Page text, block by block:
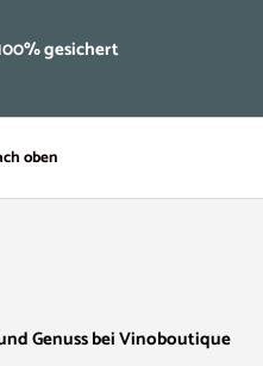
gesichert
oben
Genuss bei Vinoboutique